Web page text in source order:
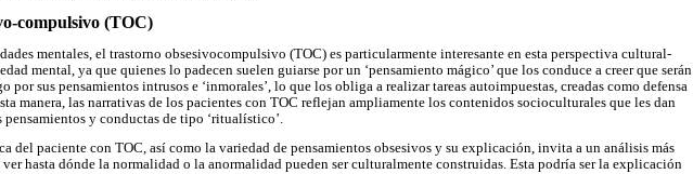
compulsivo (TOC)
mentales, el trastorno obsesivocompulsivo (TOC) es particularmente interesante en esta perspectiva cultural-
mental, ya que quienes lo padecen suelen guiarse por un ‘pensamiento mágico’ que los conduce a creer que serán
por sus pensamientos intrusos e ‘inmorales’, lo que los obliga a realizar tareas autoimpuestas, creadas como defensa
manera, las narrativas de los pacientes con TOC reflejan ampliamente los contenidos socioculturales que les dan
pensamientos y conductas de tipo ‘ritualístico’.
del paciente con TOC, así como la variedad de pensamientos obsesivos y su explicación, invita a un análisis más
hasta dónde la normalidad o la anormalidad pueden ser culturalmente construidas. Esta podría ser la explicación